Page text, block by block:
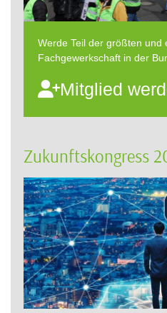
Werde Teil der größten und
Fachgewerkschaft in der
Mitglied
Zukunftskongress